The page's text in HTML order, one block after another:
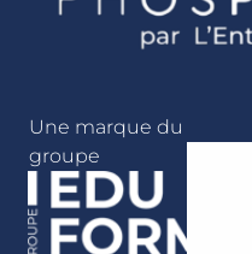
Une marque du
groupe